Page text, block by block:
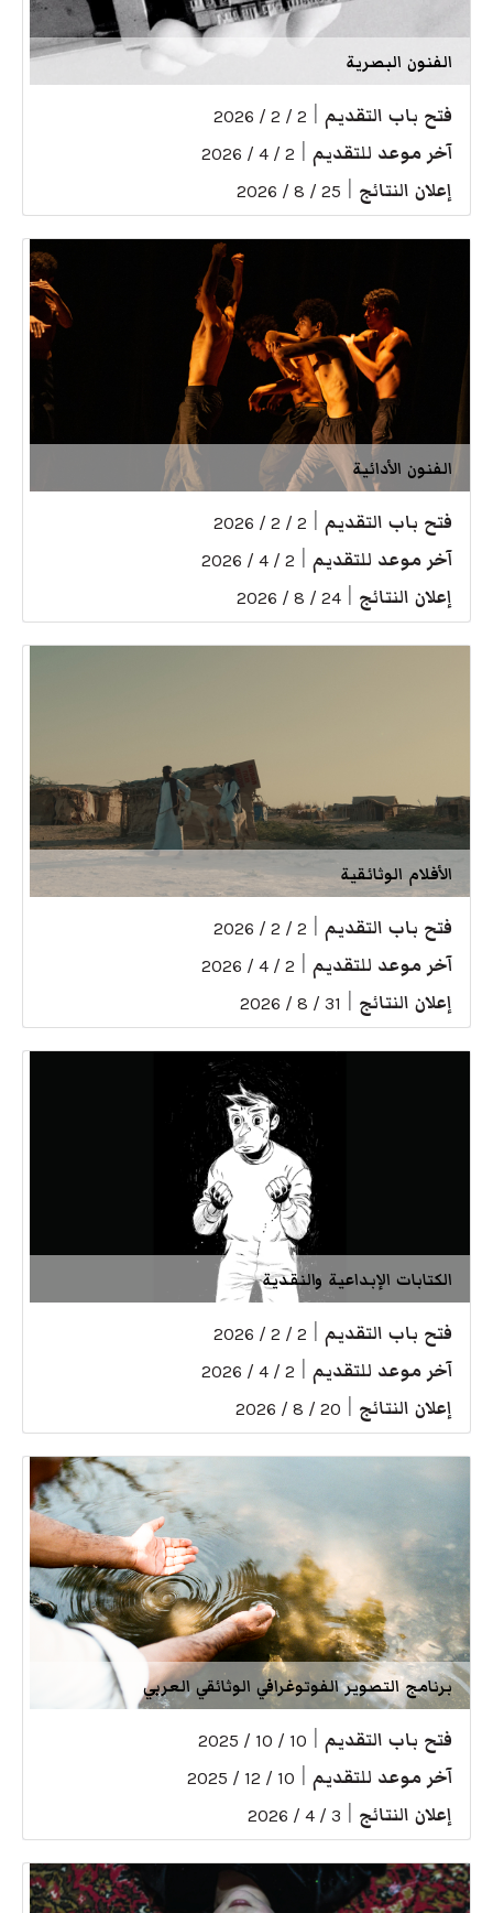
الفنون البصرية
فتح باب التقديم 2 / 2 / 2026
آخر موعد للتقديم 2 / 4 / 2026
إعلان النتائج 25 / 8 / 2026
الفنون الأدائية
فتح باب التقديم 2 / 2 / 2026
آخر موعد للتقديم 2 / 4 / 2026
إعلان النتائج 24 / 8 / 2026
الأفلام الوثائقية
فتح باب التقديم 2 / 2 / 2026
آخر موعد للتقديم 2 / 4 / 2026
إعلان النتائج 31 / 8 / 2026
الكتابات الإبداعية والنقدية
فتح باب التقديم 2 / 2 / 2026
آخر موعد للتقديم 2 / 4 / 2026
إعلان النتائج 20 / 8 / 2026
برنامج التصوير الفوتوغرافي الوثائقي العربي
فتح باب التقديم 10 / 10 / 2025
آخر موعد للتقديم 10 / 12 / 2025
إعلان النتائج 3 / 4 / 2026